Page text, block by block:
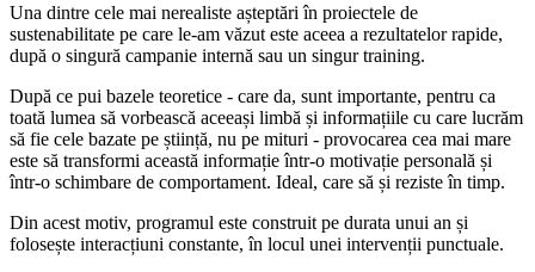
Una dintre cele mai nerealiste așteptări în proiectele de
sustenabilitate pe care le-am văzut este aceea a rezultatelor rapide,
după o singură campanie internă sau un singur training.
După ce pui bazele teoretice - care da, sunt importante, pentru ca
toată lumea să vorbească aceeași limbă și informațiile cu care lucrăm
să fie cele bazate pe știință, nu pe mituri - provocarea cea mai mare
este să transformi această informație într-o motivație personală și
într-o schimbare de comportament. Ideal, care să și reziste în timp.
Din acest motiv, programul este construit pe durata unui an și
folosește interacțiuni constante, în locul unei intervenții punctuale.